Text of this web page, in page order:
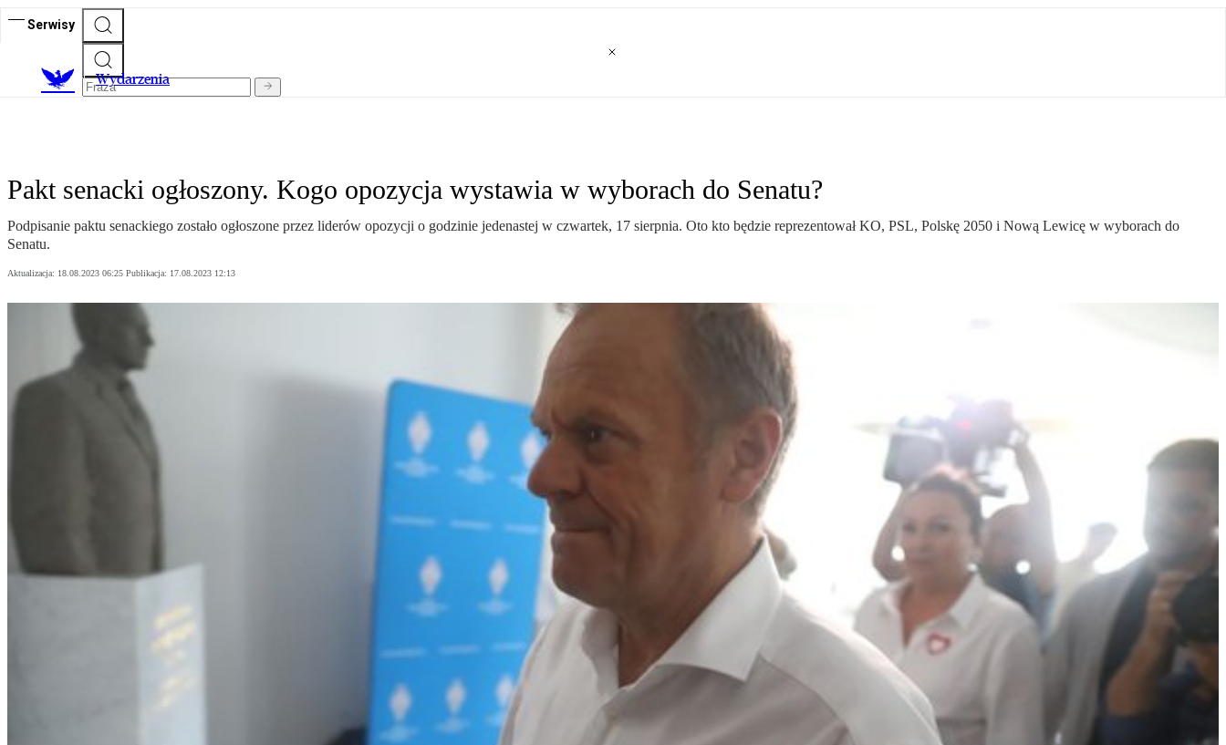
Serwisy
Wydarzenia
Pakt senacki ogłoszony. Kogo opozycja wystawia w wyborach do Senatu?
Podpisanie paktu senackiego zostało ogłoszone przez liderów opozycji o godzinie jedenastej w czwartek, 17 sierpnia. Oto kto będzie reprezentował KO, PSL, Polskę 2050 i Nową Lewicę w wyborach do
Senatu.
Aktualizacja: 18.08.2023 06:25 Publikacja: 17.08.2023 12:13